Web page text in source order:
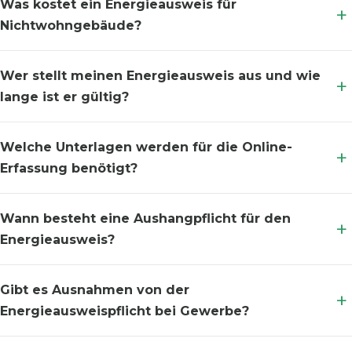
Was kostet ein Energieausweis für
Nichtwohngebäude?
Wer stellt meinen Energieausweis aus und wie
lange ist er gültig?
Welche Unterlagen werden für die Online-
Erfassung benötigt?
Wann besteht eine Aushangpflicht für den
Energieausweis?
Gibt es Ausnahmen von der
Energieausweispflicht bei Gewerbe?